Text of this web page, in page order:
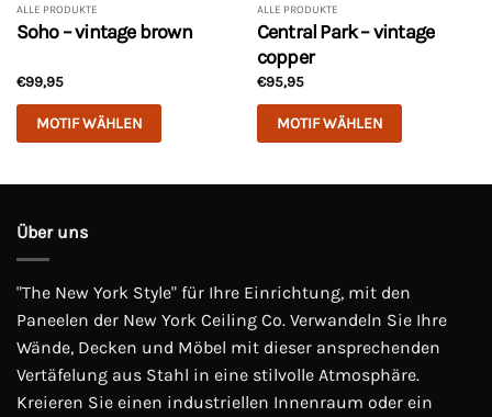
ALLE PRODUKTE
Soho – vintage brown
€99,95
MOTIF WÄHLEN
mehrere
Varianten
Die
Optionen
auf
der
Produktseite
ALLE PRODUKTE
Central Park – vintage
copper
€95,95
MOTIF WÄHLEN
Die
Optionen
auf
der
Produktseite
Über uns
"The New York Style" für Ihre Einrichtung, mit den
Paneelen der New York Ceiling Co. Verwandeln Sie Ihre
Wände, Decken und Möbel mit dieser ansprechenden
Vertäfelung aus Stahl in eine stilvolle Atmosphäre.
Kreieren Sie einen industriellen Innenraum oder ein